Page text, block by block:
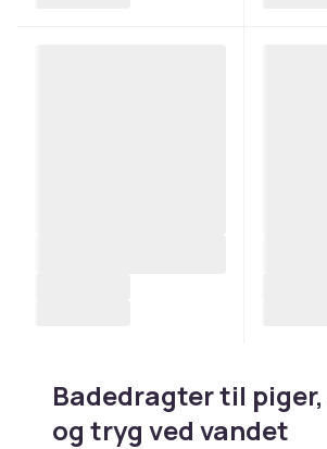
Badedragter til
og tryg ved vandet